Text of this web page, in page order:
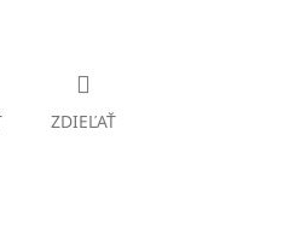
ZDIEĽAŤ